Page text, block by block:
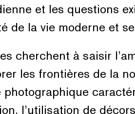
et les questions
de la vie moderne et
cherchent à saisir
les frontières de la
photographique
l’utilisation de